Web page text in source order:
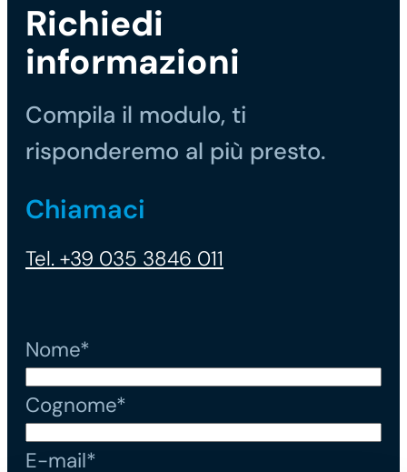
Richiedi
informazioni
Compila il modulo, ti
risponderemo al più presto.
Chiamaci
Tel. +39 035 3846 011
Nome*
Cognome*
E-mail*